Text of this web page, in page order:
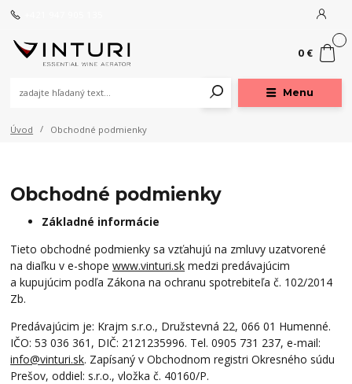
Menu
0 €
Úvod Obchodné podmienky
Obchodné podmienky
Základné informácie
Tieto obchodné podmienky sa vzťahujú na zmluvy uzatvorené
na diaľku v e-shopewww.vinturi.sk medzi predávajúcim
a kupujúcim podľa Zákona na ochranu spotrebiteľa č. 102/2014
Zb.
Predávajúcim je: Krajm s.r.o., Družstevná 22, 066 01 Humenné.
IČO: 53 036 361, DIČ: 2121235996. Tel. 0905 731 237, e-mail:
info@vinturi.sk. Zapísaný v Obchodnom registri Okresného súdu
Prešov, oddiel: s.r.o., vložka č. 40160/P.